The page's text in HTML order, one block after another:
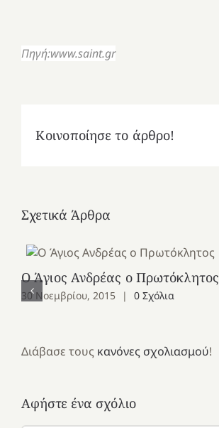
Πηγή:www.saint.gr
Κοινοποίησε το άρθρο!
Σχετικά Άρθρα
Ο Άγιος Ανδρέας ο Πρωτόκλητος
30 Νοεμβρίου, 2015 | 0 Σχόλια
Διάβασε τους κανόνες σχολιασμού!
Αφήστε ένα σχόλιο